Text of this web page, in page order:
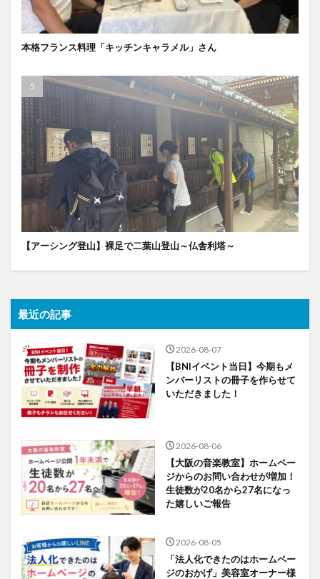
本格フランス料理「キッチンキャラメル」さん
【アーシング登山】裸足で二葉山登山～仏舎利塔～
最近の記事
2026-08-07
【BNIイベント当日】今期もメ
ンバーリストの冊子を作らせて
いただきました！
2026-08-06
【大阪の音楽教室】ホームペー
ジからのお問い合わせが増加！
生徒数が20名から27名になっ
た嬉しいご報告
2026-08-05
「法人化できたのはホームペー
ジのおかげ」美容室オーナー様